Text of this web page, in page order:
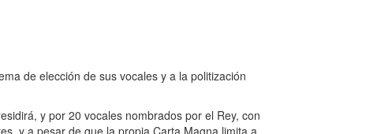
de elección de sus vocales y a la politización
y por 20 vocales nombrados por el Rey, con
y a pesar de que la propia Carta Magna limita a